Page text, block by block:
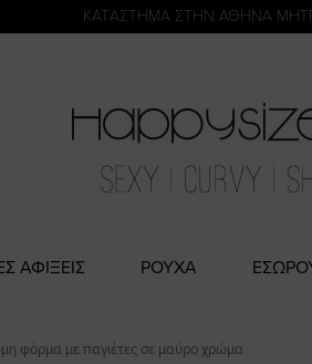
KATΑΣΤΗΜΑ ΣΤΗΝ ΑΘΗΝΑ
ΑΦΙΞΕΙΣ ΡΟΥΧΑ
φόρμα με παγιέτες σε μαύρο χρώμα